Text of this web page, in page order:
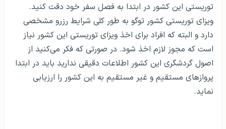
توریستی این کشور در ابتدا به فصل سفر خود دقت کنید.
ویزای توریستی کشور توگو به طور کلی شرایط رزرو مشخصی
دارد و البته که افراد برای اخذ ویزای توریستی این کشور نیاز
است که مجوز لازم اخذ شود. در صورتی که فکر می‌کنید از
اصول گردشگری این کشور اطلاعات دقیقی ندارید باید در ابتدا
پروازهای مستقیم و غیر مستقیم به این کشور را ارزیابی
نماید.